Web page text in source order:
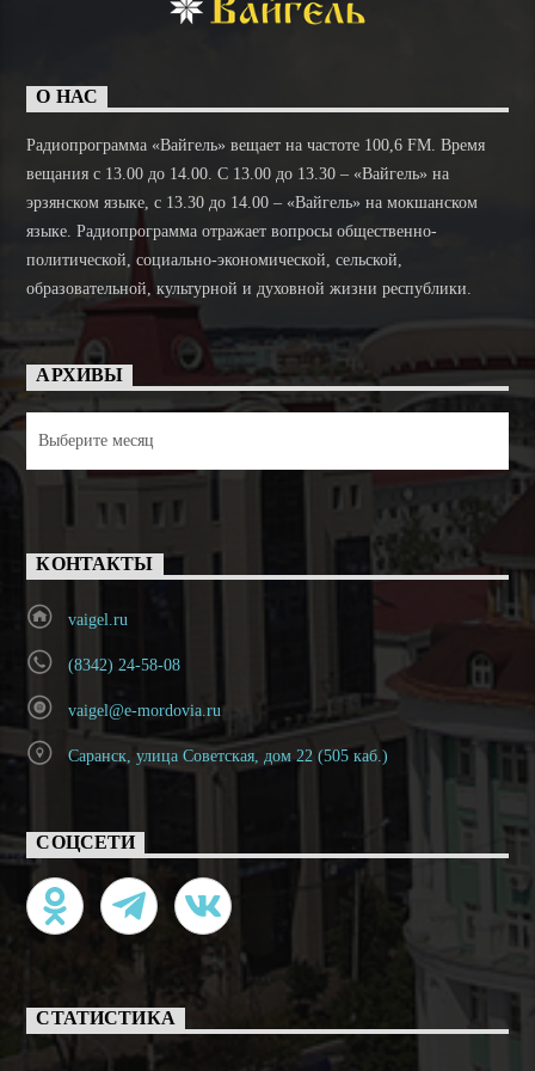
О НАС
Радиопрограмма «Вайгель» вещает на частоте 100,6 FM. Время
вещания с 13.00 до 14.00. C 13.00 до 13.30 – «Вайгель» на
эрзянском языке, с 13.30 до 14.00 – «Вайгель» на мокшанском
языке. Радиопрограмма отражает вопросы общественно-
политической, социально-экономической, сельской,
образовательной, культурной и духовной жизни республики.
АРХИВЫ
КОНТАКТЫ
vaigel.ru
(8342) 24-58-08
vaigel@e-mordovia.ru
Саранск, улица Советская, дом 22 (505 каб.)
СОЦСЕТИ
СТАТИСТИКА